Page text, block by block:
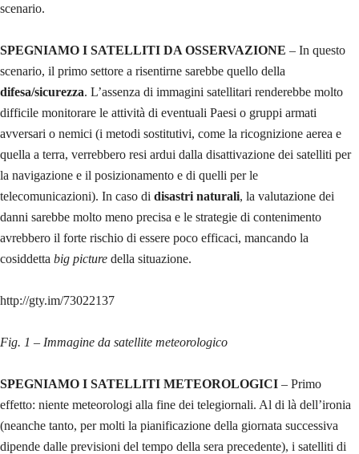
scenario.
SPEGNIAMO I SATELLITI DA OSSERVAZIONE – In questo
scenario, il primo settore a risentirne sarebbe quello della
difesa/sicurezza. L’assenza di immagini satellitari renderebbe molto
difficile monitorare le attività di eventuali Paesi o gruppi armati
avversari o nemici (i metodi sostitutivi, come la ricognizione aerea e
quella a terra, verrebbero resi ardui dalla disattivazione dei satelliti per
la navigazione e il posizionamento e di quelli per le
telecomunicazioni). In caso di disastri naturali, la valutazione dei
danni sarebbe molto meno precisa e le strategie di contenimento
avrebbero il forte rischio di essere poco efficaci, mancando la
cosiddetta big picture della situazione.
http://gty.im/73022137
Fig. 1 – Immagine da satellite meteorologico
SPEGNIAMO I SATELLITI METEOROLOGICI – Primo
effetto: niente meteorologi alla fine dei telegiornali. Al di là dell’ironia
(neanche tanto, per molti la pianificazione della giornata successiva
dipende dalle previsioni del tempo della sera precedente), i satelliti di